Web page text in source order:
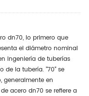
dn70, lo primero que
el diámetro nominal
ingeniería de tuberías
de la tubería. "70" se
generalmente en
acero dn70 se refiere a